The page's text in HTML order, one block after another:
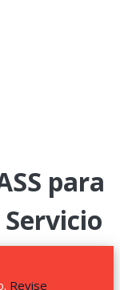
para
Revise